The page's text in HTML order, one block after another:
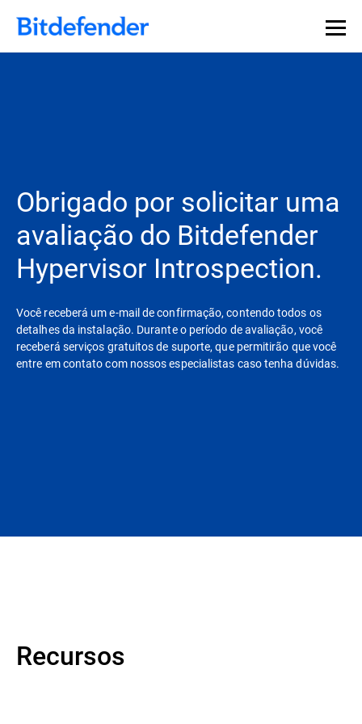
Obrigado por solicitar uma
avaliação do Bitdefender
Hypervisor Introspection.
Você receberá um e-mail de confirmação, contendo todos os
detalhes da instalação. Durante o período de avaliação, você
receberá serviços gratuitos de suporte, que permitirão que você
entre em contato com nossos especialistas caso tenha dúvidas.
Recursos